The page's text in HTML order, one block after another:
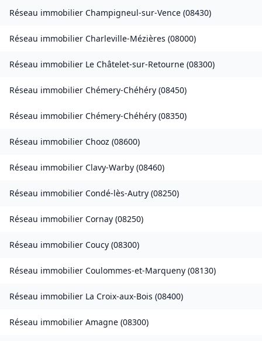
Réseau immobilier Champigneul-sur-Vence (08430)
Réseau immobilier Charleville-Mézières (08000)
Réseau immobilier Le Châtelet-sur-Retourne (08300)
Réseau immobilier Chémery-Chéhéry (08450)
Réseau immobilier Chémery-Chéhéry (08350)
Réseau immobilier Chooz (08600)
Réseau immobilier Clavy-Warby (08460)
Réseau immobilier Condé-lès-Autry (08250)
Réseau immobilier Cornay (08250)
Réseau immobilier Coucy (08300)
Réseau immobilier Coulommes-et-Marqueny (08130)
Réseau immobilier La Croix-aux-Bois (08400)
Réseau immobilier Amagne (08300)